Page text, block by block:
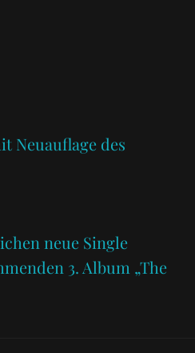
Neuauflage des
neue Single
3. Album „The